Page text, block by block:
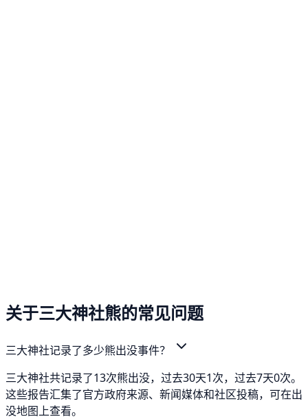
关于三大神社熊的常见问题
三大神社记录了多少熊出没事件？
三大神社共记录了13次熊出没，过去30天1次，过去7天0次。
这些报告汇集了官方政府来源、新闻媒体和社区投稿，可在出
没地图上查看。